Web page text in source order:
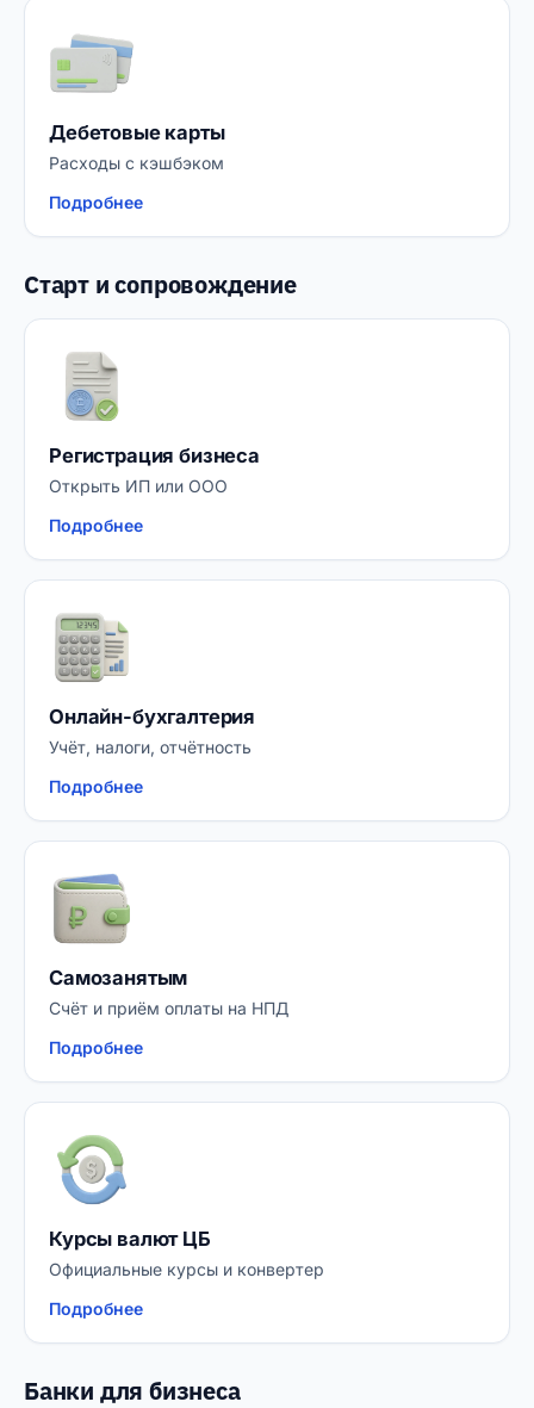
Дебетовые карты
Расходы с кэшбэком
Подробнее
Старт и сопровождение
Регистрация бизнеса
Открыть ИП или ООО
Подробнее
Онлайн-бухгалтерия
Учёт, налоги, отчётность
Подробнее
Самозанятым
Счёт и приём оплаты на НПД
Подробнее
Курсы валют ЦБ
Официальные курсы и конвертер
Подробнее
Банки для бизнеса